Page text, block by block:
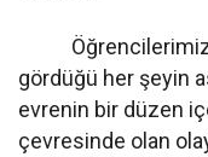
gördüğü her şeyin
evrenin bir düzen
çevresinde olan